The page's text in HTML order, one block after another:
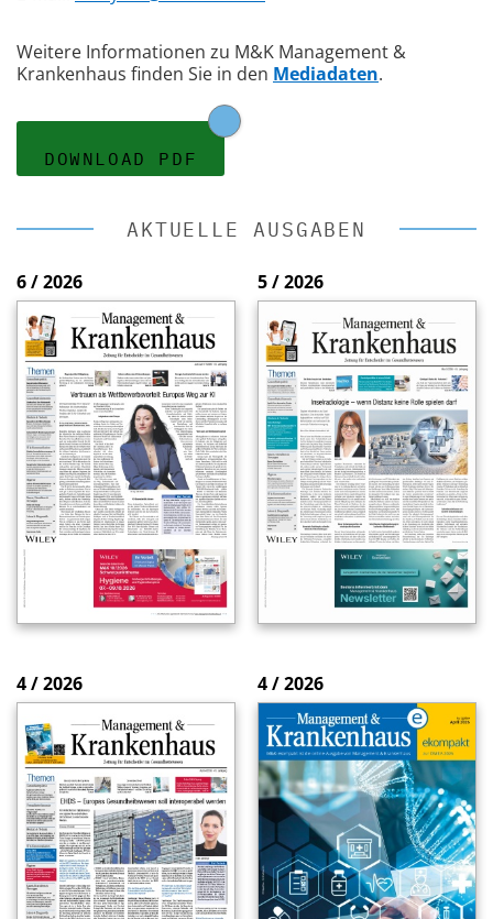
Weitere Informationen zu M&K Management &
Krankenhaus finden Sie in den Mediadaten.
DOWNLOAD PDF
AKTUELLE AUSGABEN
6 / 2026 5 / 2026
4 / 2026 4 / 2026